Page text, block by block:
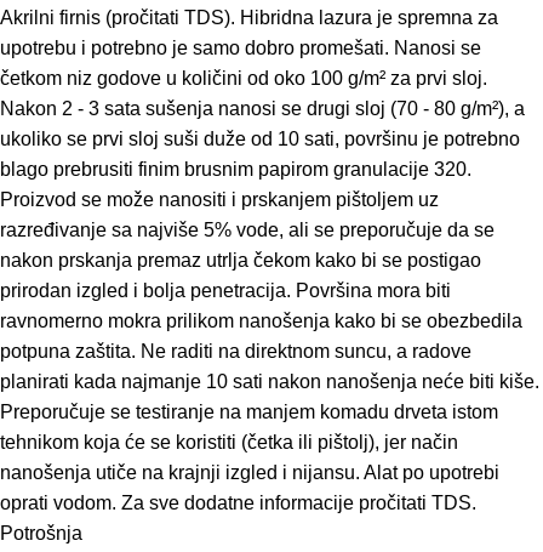
Akrilni firnis (pročitati TDS). Hibridna lazura je spremna za
upotrebu i potrebno je samo dobro promešati. Nanosi se
četkom niz godove u količini od oko 100 g/m² za prvi sloj.
Nakon 2 - 3 sata sušenja nanosi se drugi sloj (70 - 80 g/m²), a
ukoliko se prvi sloj suši duže od 10 sati, površinu je potrebno
blago prebrusiti finim brusnim papirom granulacije 320.
Proizvod se može nanositi i prskanjem pištoljem uz
razređivanje sa najviše 5% vode, ali se preporučuje da se
nakon prskanja premaz utrlja čekom kako bi se postigao
prirodan izgled i bolja penetracija. Površina mora biti
ravnomerno mokra prilikom nanošenja kako bi se obezbedila
potpuna zaštita. Ne raditi na direktnom suncu, a radove
planirati kada najmanje 10 sati nakon nanošenja neće biti kiše.
Preporučuje se testiranje na manjem komadu drveta istom
tehnikom koja će se koristiti (četka ili pištolj), jer način
nanošenja utiče na krajnji izgled i nijansu. Alat po upotrebi
oprati vodom. Za sve dodatne informacije pročitati TDS.
Potrošnja